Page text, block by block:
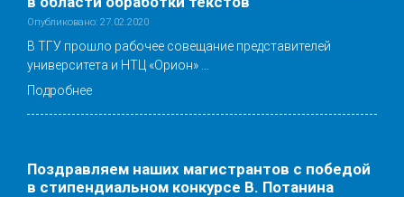
Опубликовано: 27.02.2020
В ТГУ прошло рабочее совещание представителей
университета и НТЦ «Орион» …
Подробнее
Поздравляем наших магистрантов с победой
в стипендиальном конкурсе В. Потанина